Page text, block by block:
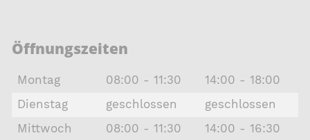
Öffnungszeiten
Montag 08:00 - 11:30
14:00 - 18:00
Dienstag
geschlossen
geschlossen
Mittwoch
08:00 - 11:30
14:00 - 16:30